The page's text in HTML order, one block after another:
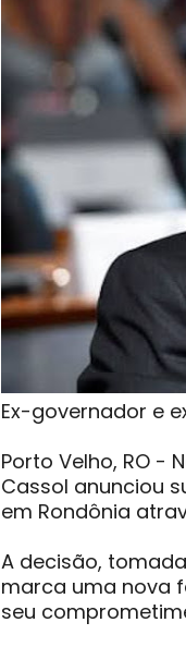
Ex-governador e
Porto Velho, RO -
Cassol anunciou
em Rondônia
A decisão,
marca uma nova
seu